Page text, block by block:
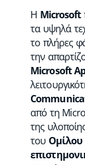
Η Microsoft
τα υψηλά
το πλήρες
την
Microsoft
από τη
της
του Ομίλου